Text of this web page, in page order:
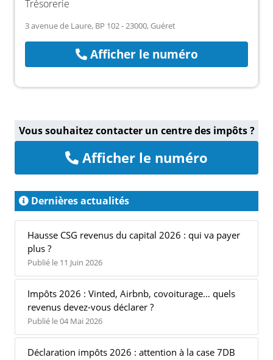
Trésorerie
3 avenue de Laure, BP 102 - 23000, Guéret
Afficher le numéro
Vous souhaitez contacter un centre des impôts ?
Afficher le numéro
Dernières actualités
Hausse CSG revenus du capital 2026 : qui va payer
plus ?
Publié le 11 Juin 2026
Impôts 2026 : Vinted, Airbnb, covoiturage… quels
revenus devez-vous déclarer ?
Publié le 04 Mai 2026
Déclaration impôts 2026 : attention à la case 7DB